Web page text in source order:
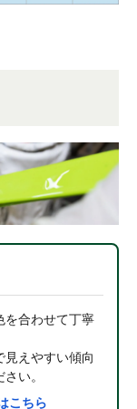
を合わせて丁寧
えやすい傾向
い。
こちら